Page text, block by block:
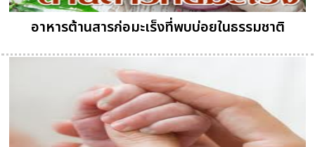
อาหารต้านสารก่อมะเร็งที่พบบ่อยในธรรมชาติ